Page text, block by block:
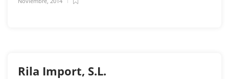
Rila Import, S.L.